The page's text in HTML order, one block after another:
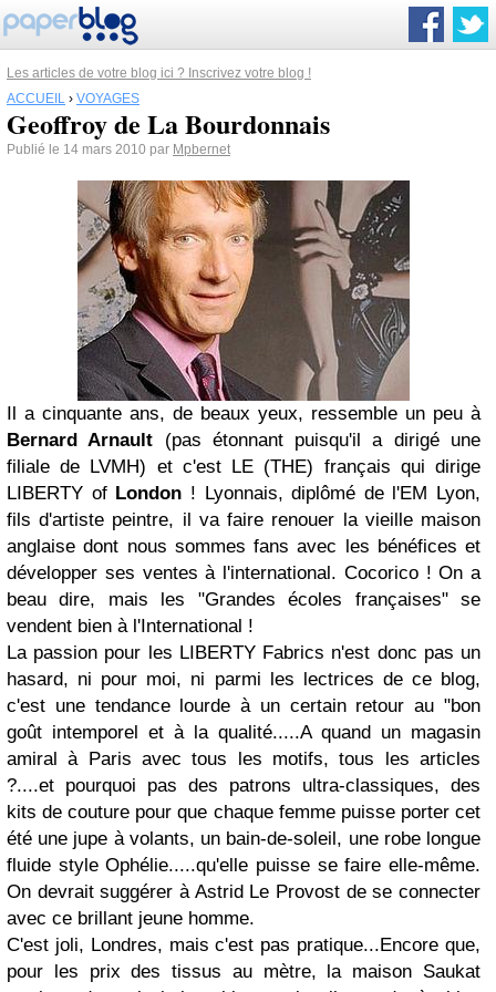
Les articles de votre blog ici ? Inscrivez votre blog !
ACCUEIL › VOYAGES
Geoffroy de La Bourdonnais
Publié le 14 mars 2010 par Mpbernet
Il a cinquante ans, de beaux yeux, ressemble un peu à
Bernard Arnault (pas étonnant puisqu'il a dirigé une
filiale de LVMH) et c'est LE (THE) français qui dirige
LIBERTY of London ! Lyonnais, diplômé de l'EM Lyon,
fils d'artiste peintre, il va faire renouer la vieille maison
anglaise dont nous sommes fans avec les bénéfices et
développer ses ventes à l'international. Cocorico ! On a
beau dire, mais les "Grandes écoles françaises" se
vendent bien à l'International !
La passion pour les LIBERTY Fabrics n'est donc pas un
hasard, ni pour moi, ni parmi les lectrices de ce blog,
c'est une tendance lourde à un certain retour au "bon
goût intemporel et à la qualité.....A quand un magasin
amiral à Paris avec tous les motifs, tous les articles
?....et pourquoi pas des patrons ultra-classiques, des
kits de couture pour que chaque femme puisse porter cet
été une jupe à volants, un bain-de-soleil, une robe longue
fluide style Ophélie.....qu'elle puisse se faire elle-même.
On devrait suggérer à Astrid Le Provost de se connecter
avec ce brillant jeune homme.
C'est joli, Londres, mais c'est pas pratique...Encore que,
pour les prix des tissus au mètre, la maison Saukat